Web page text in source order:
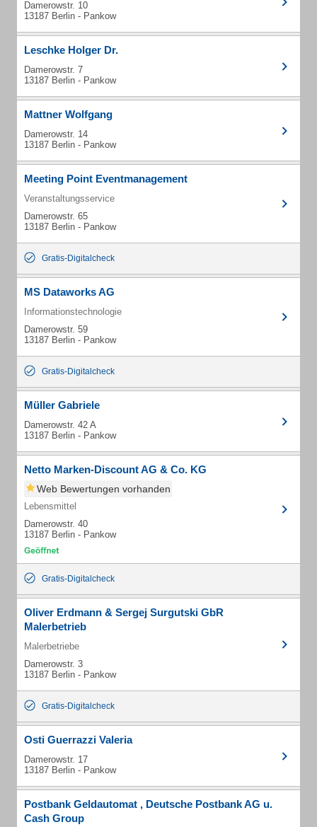
Damerowstr. 10
13187 Berlin - Pankow
Leschke Holger Dr.
Damerowstr. 7
13187 Berlin - Pankow
Mattner Wolfgang
Damerowstr. 14
13187 Berlin - Pankow
Meeting Point Eventmanagement
Veranstaltungsservice
Damerowstr. 65
13187 Berlin - Pankow
Gratis-Digitalcheck
MS Dataworks AG
Informationstechnologie
Damerowstr. 59
13187 Berlin - Pankow
Gratis-Digitalcheck
Müller Gabriele
Damerowstr. 42 A
13187 Berlin - Pankow
Netto Marken-Discount AG & Co. KG
Web Bewertungen vorhanden
Lebensmittel
Damerowstr. 40
13187 Berlin - Pankow
Gratis-Digitalcheck
Oliver Erdmann & Sergej Surgutski GbR
Malerbetrieb
Malerbetriebe
Damerowstr. 3
13187 Berlin - Pankow
Gratis-Digitalcheck
Osti Guerrazzi Valeria
Damerowstr. 17
13187 Berlin - Pankow
Postbank Geldautomat , Deutsche Postbank AG u.
Cash Group